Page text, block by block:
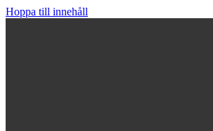
Hoppa till innehåll